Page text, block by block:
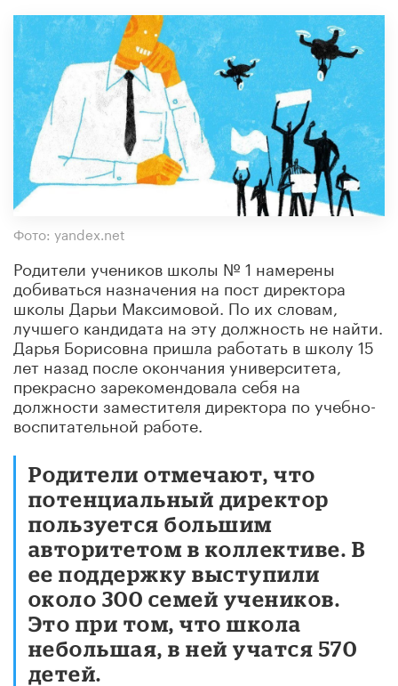
Фото: yandex.net
Родители учеников школы № 1 намерены
добиваться назначения на пост директора
школы Дарьи Максимовой. По их словам,
лучшего кандидата на эту должность не найти.
Дарья Борисовна пришла работать в школу 15
лет назад после окончания университета,
прекрасно зарекомендовала себя на
должности заместителя директора по учебно-
воспитательной работе.
Родители отмечают, что
потенциальный директор
пользуется большим
авторитетом в коллективе. В
ее поддержку выступили
около 300 семей учеников.
Это при том, что школа
небольшая, в ней учатся 570
детей.